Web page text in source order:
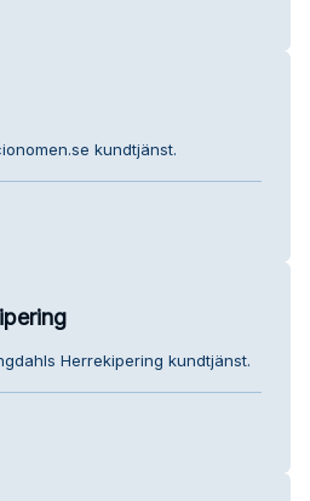
kundtjänst.
Herrekipering kundtjänst.